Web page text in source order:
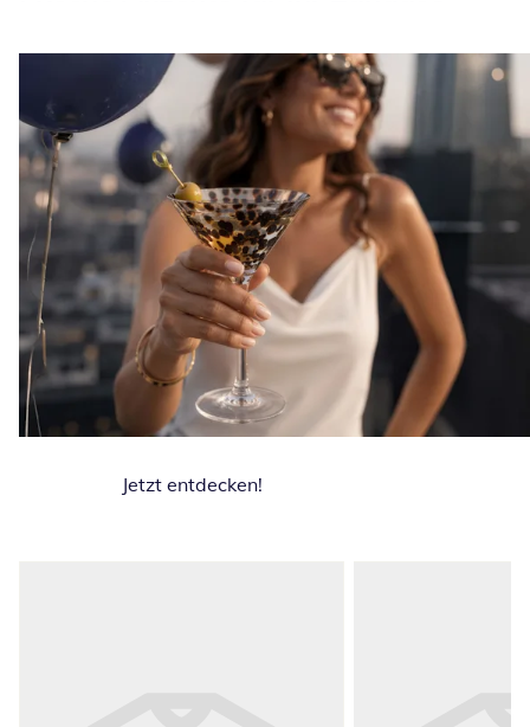
Frische Akzente für Ihr Zuhause
Jetzt entdecken!